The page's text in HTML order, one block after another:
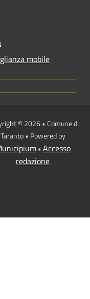
mobile
© 2026 • Comune di
Taranto • Powered by
• Accesso
redazione